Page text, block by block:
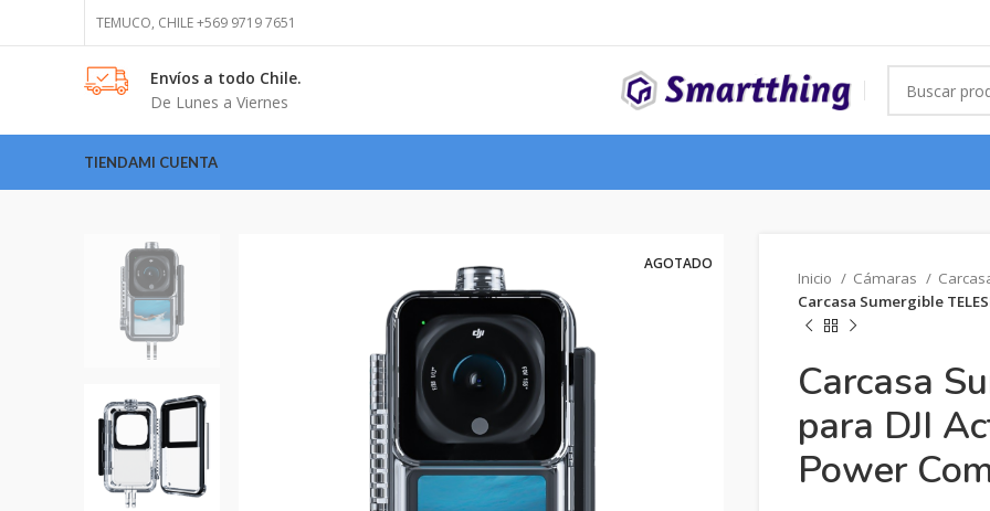
TEMUCO, CHILE +569 9719 7651
Envíos a todo Chile.
De Lunes a Viernes
TIENDAMI CUENTA
AGOTADO
Inicio Cámaras
Carcasa Sumergible
Carcasa
para DJI
Power